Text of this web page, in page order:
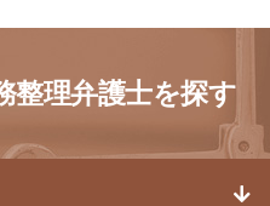
整理弁護士を探す